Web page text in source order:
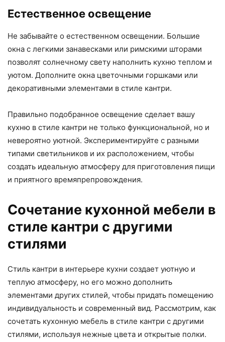
Естественное освещение
Не забывайте о естественном освещении. Большие
окна с легкими занавесками или римскими шторами
позволят солнечному свету наполнить кухню теплом и
уютом. Дополните окна цветочными горшками или
декоративными элементами в стиле кантри.
Правильно подобранное освещение сделает вашу
кухню в стиле кантри не только функциональной, но и
невероятно уютной. Экспериментируйте с разными
типами светильников и их расположением, чтобы
создать идеальную атмосферу для приготовления пищи
и приятного времяпрепровождения.
Сочетание кухонной мебели в
стиле кантри с другими
стилями
Стиль кантри в интерьере кухни создает уютную и
теплую атмосферу, но его можно дополнить
элементами других стилей, чтобы придать помещению
индивидуальность и современный вид. Рассмотрим, как
сочетать кухонную мебель в стиле кантри с другими
стилями, используя нежные цвета и открытые полки.